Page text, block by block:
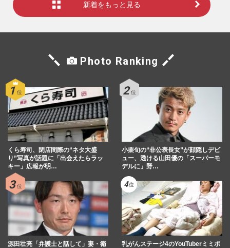
新着をもっと見る
Photo Ranking
くら寿司、閉店間際の“ネタ大盛
り”写真が話題に「出会えたらラッ
キー」広報が明…
小栗旬の“非公表長女”が顔隠しデビ
ュー、透ける山田優の「スーパーモ
デルに」野…
源田壮亮「弁護士と話して」妻・衛
乳がんステージ4のYouTuberミミポ